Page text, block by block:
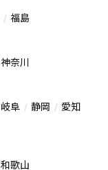
福島
神奈川
岐阜 静岡 愛知
和歌山